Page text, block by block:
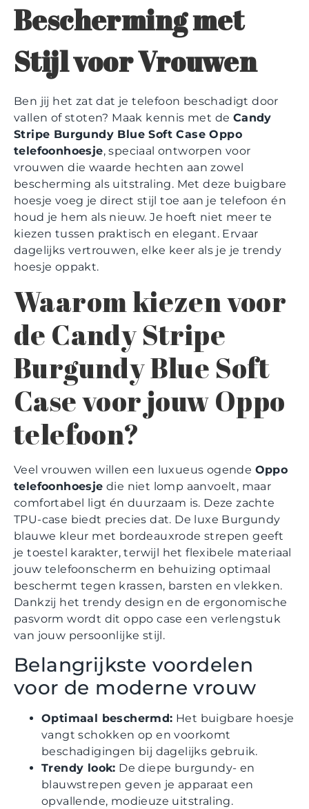
Bescherming met
Stijl voor Vrouwen
Ben jij het zat dat je telefoon beschadigt door
vallen of stoten? Maak kennis met de Candy
Stripe Burgundy Blue Soft Case Oppo
telefoonhoesje, speciaal ontworpen voor
vrouwen die waarde hechten aan zowel
bescherming als uitstraling. Met deze buigbare
hoesje voeg je direct stijl toe aan je telefoon én
houd je hem als nieuw. Je hoeft niet meer te
kiezen tussen praktisch en elegant. Ervaar
dagelijks vertrouwen, elke keer als je je trendy
hoesje oppakt.
Waarom kiezen voor
de Candy Stripe
Burgundy Blue Soft
Case voor jouw Oppo
telefoon?
Veel vrouwen willen een luxueus ogende Oppo
telefoonhoesje die niet lomp aanvoelt, maar
comfortabel ligt én duurzaam is. Deze zachte
TPU-case biedt precies dat. De luxe Burgundy
blauwe kleur met bordeauxrode strepen geeft
je toestel karakter, terwijl het flexibele materiaal
jouw telefoonscherm en behuizing optimaal
beschermt tegen krassen, barsten en vlekken.
Dankzij het trendy design en de ergonomische
pasvorm wordt dit oppo case een verlengstuk
van jouw persoonlijke stijl.
Belangrijkste voordelen
voor de moderne vrouw
Optimaal beschermd: Het buigbare hoesje
vangt schokken op en voorkomt
beschadigingen bij dagelijks gebruik.
Trendy look: De diepe burgundy- en
blauwstrepen geven je apparaat een
opvallende, modieuze uitstraling.